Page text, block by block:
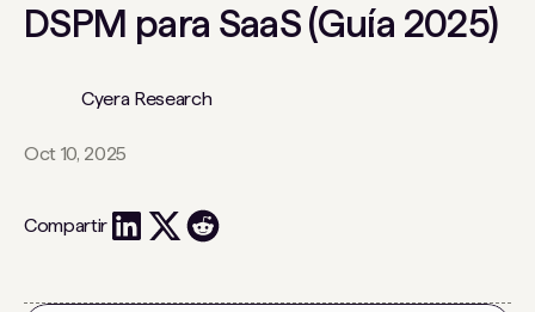
DSPM para SaaS (Guía 2025)
Cyera Research
Oct 10, 2025
Compartir